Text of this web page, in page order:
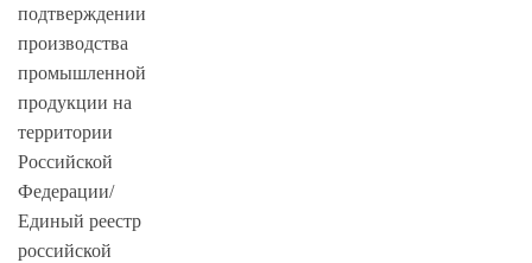
подтверждении
производства
промышленной
продукции на
территории
Российской
Федерации/
Единый реестр
российской